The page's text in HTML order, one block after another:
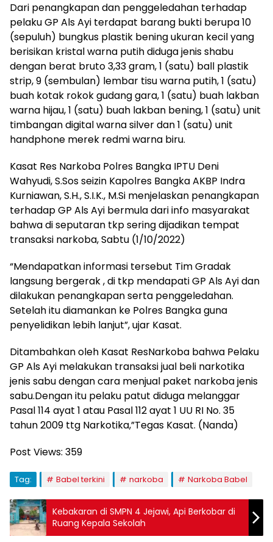
Dari penangkapan dan penggeledahan terhadap
pelaku GP Als Ayi terdapat barang bukti berupa 10
(sepuluh) bungkus plastik bening ukuran kecil yang
berisikan kristal warna putih diduga jenis shabu
dengan berat bruto 3,33 gram, 1 (satu) ball plastik
strip, 9 (sembulan) lembar tisu warna putih, 1 (satu)
buah kotak rokok gudang gara, 1 (satu) buah lakban
warna hijau, 1 (satu) buah lakban bening, 1 (satu) unit
timbangan digital warna silver dan 1 (satu) unit
handphone merek redmi warna biru.
Kasat Res Narkoba Polres Bangka IPTU Deni
Wahyudi, S.Sos seizin Kapolres Bangka AKBP Indra
Kurniawan, S.H., S.I.K., M.Si menjelaskan penangkapan
terhadap GP Als Ayi bermula dari info masyarakat
bahwa di seputaran tkp sering dijadikan tempat
transaksi narkoba, Sabtu (1/10/2022)
“Mendapatkan informasi tersebut Tim Gradak
langsung bergerak , di tkp mendapati GP Als Ayi dan
dilakukan penangkapan serta penggeledahan.
Setelah itu diamankan ke Polres Bangka guna
penyelidikan lebih lanjut”, ujar Kasat.
Ditambahkan oleh Kasat ResNarkoba bahwa Pelaku
GP Als Ayi melakukan transaksi jual beli narkotika
jenis sabu dengan cara menjual paket narkoba jenis
sabu.Dengan itu pelaku patut diduga melanggar
Pasal 114 ayat 1 atau Pasal 112 ayat 1 UU RI No. 35
tahun 2009 ttg Narkotika,”Tegas Kasat. (Nanda)
Post Views: 359
Tag: Babel terkini narkoba Narkoba Babel
Kebakaran di SMPN 4 Jejawi, Api Berkobar di
Ruang Kepala Sekolah